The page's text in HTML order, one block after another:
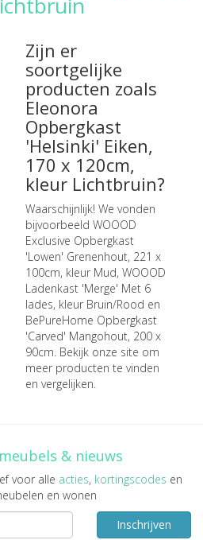
Zijn er
soortgelijke
producten zoals
Eleonora
Opbergkast
'Helsinki' Eiken,
170 x 120cm,
kleur Lichtbruin?
Waarschijnlijk! We vonden
bijvoorbeeld WOOOD
Exclusive Opbergkast
'Lowen' Grenenhout, 221 x
100cm, kleur Mud, WOOOD
Ladenkast 'Merge' Met 6
lades, kleur Bruin/Rood en
BePureHome Opbergkast
'Carved' Mangohout, 200 x
90cm. Bekijk onze site om
meer producten te vinden
en vergelijken.
& nieuws
voor alle acties, kortingscodes en
en wonen
Inschrijven